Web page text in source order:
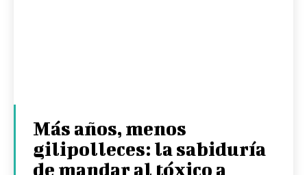
Más años, menos
gilipolleces: la sabiduría
de mandar al tóxico a